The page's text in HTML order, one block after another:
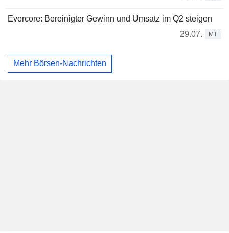
Evercore: Bereinigter Gewinn und Umsatz im Q2 steigen
29.07.
MT
Mehr Börsen-Nachrichten